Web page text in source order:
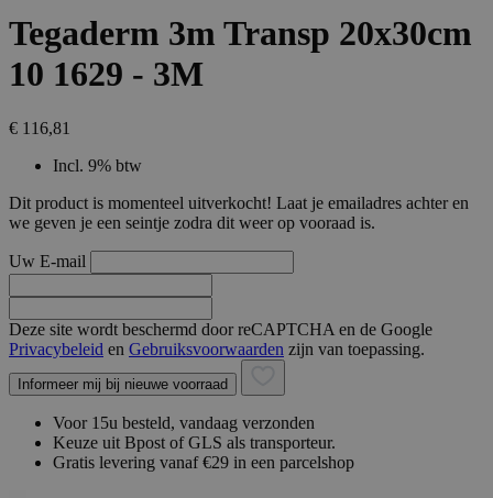
Tegaderm 3m Transp 20x30cm
10 1629 - 3M
€ 116,81
Incl. 9% btw
Dit product is momenteel uitverkocht! Laat je emailadres achter en
we geven je een seintje zodra dit weer op vooraad is.
Uw E-mail
Deze site wordt beschermd door reCAPTCHA en de Google
Privacybeleid en Gebruiksvoorwaarden zijn van toepassing.
Informeer mij bij nieuwe voorraad
Voor 15u besteld, vandaag verzonden
Keuze uit Bpost of GLS als transporteur.
Gratis levering vanaf €29 in een parcelshop